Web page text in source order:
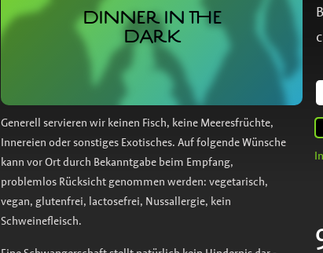
DINNER IN THE
DARK
Generell servieren wir keinen Fisch, keine Meeresfrüchte,
Innereien oder sonstiges Exotisches. Auf folgende Wünsche
kann vor Ort durch Bekanntgabe beim Empfang,
problemlos Rücksicht genommen werden: vegetarisch,
vegan, glutenfrei, lactosefrei, Nussallergie, kein
Schweinefleisch.